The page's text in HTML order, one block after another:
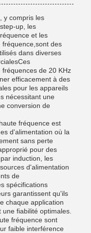
y compris les
up, les
et les
des
dans diverses
de 20 KHz
efficacement à des
pour les appareils
nécessitant une
conversion de
fréquence est
d'alimentation où la
sans perte
pour des
induction, les
d'alimentation
de
spécifications
garantissent qu'ils
chaque application
fiabilité optimales.
fréquence sont
faible interférence